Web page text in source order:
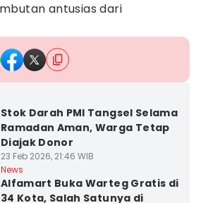
antusias dari
Stok Darah PMI Tangsel Selama
Ramadan Aman, Warga Tetap
Diajak Donor
23 Feb 2026, 21:46 WIB
News
Alfamart Buka Warteg Gratis di
34 Kota, Salah Satunya di